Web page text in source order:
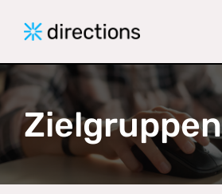
Produkte
Das Forschungsprojekt
Zielgruppen
Zielgruppen